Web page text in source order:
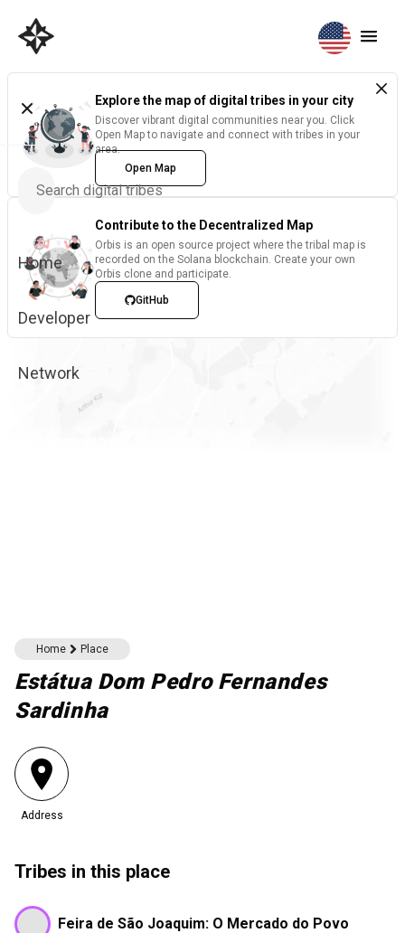
Home
Developer
Network
Explore the map of digital tribes in your city
Discover vibrant digital communities near you. Click
Open Map to navigate and connect with tribes in your
area.
Open Map
Contribute to the Decentralized Map
Orbis is an open source project where the tribal map is
recorded on the Solana blockchain. Create your own
Orbis clone and participate.
GitHub
Home Place
Estátua Dom Pedro Fernandes
Sardinha
Address
Tribes in this place
Feira de São Joaquim: O Mercado do Povo